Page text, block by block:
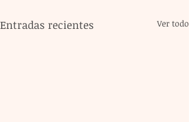
Entradas recientes Ver todo